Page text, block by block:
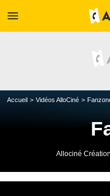
menu
Accueil Vidéos AlloCiné
Allociné